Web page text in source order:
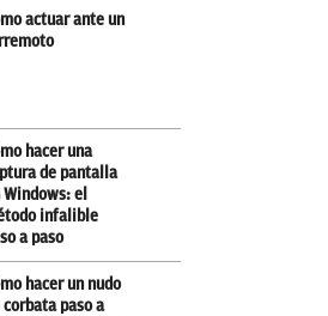
actuar ante un
hacer una
de pantalla
Windows: el
infalible
a paso
hacer un nudo
corbata paso a